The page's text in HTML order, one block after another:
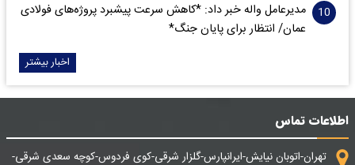
مدیرعامل واله خبر داد: *کاهش سرعت پیشبرد پروژه‌های فولادی
عمان/ انتظار برای پایان جنگ*
اخبار بیشتر
اطلاعات تماس
تهران-اتوبان نیایش-ایرانپارس-گلزار شرقی-کوی فردوس-کوچه سعدی شرقی-